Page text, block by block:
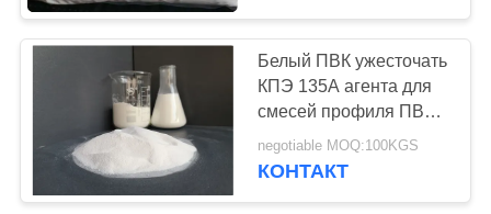
ПУТЕШЕСТВИЕ
ПРОВЕРКА
КАЧЕСТВА
Стабилизатор
цинка кальция
73
Белый ПВК ужесточать
КПЭ 135А агента для
смесей профиля ПВК
деревянных
пластиковых
negotiable MOQ:100KGS
КОНТАКТ